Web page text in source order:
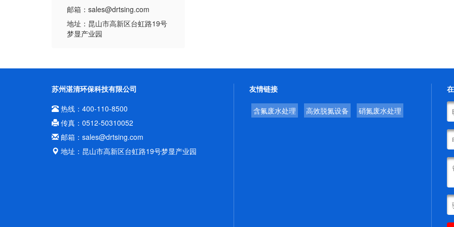
邮箱：sales@drtsing.com
地址：昆山市高新区台虹路19号
梦显产业园
苏州湛清环保科技有限公司
热线：400-110-8500
传真：0512-50310052
邮箱：sales@drtsing.com
地址：昆山市高新区台虹路19号梦显产业园
友情链接
含氟废水处理 高效脱氮设备 硝氮废水处理